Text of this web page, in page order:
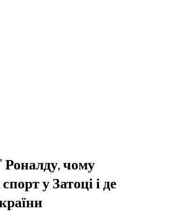
Роналду, чому
у Затоці і де